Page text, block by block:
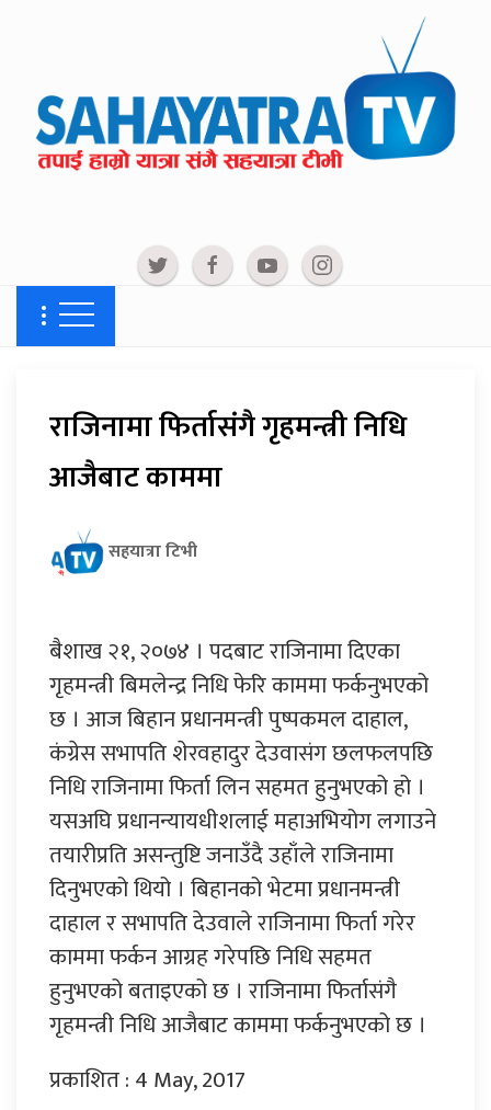
राजिनामा फिर्तासंगै गृहमन्त्री निधि
आजैबाट काममा
सहयात्रा टिभी
बैशाख २१, २०७४ । पदबाट राजिनामा दिएका
गृहमन्त्री बिमलेन्द्र निधि फेरि काममा फर्कनुभएको
छ । आज बिहान प्रधानमन्त्री पुष्पकमल दाहाल,
कंग्रेस सभापति शेरवहादुर देउवासंग छलफलपछि
निधि राजिनामा फिर्ता लिन सहमत हुनुभएको हो ।
यसअघि प्रधानन्यायधीशलाई महाअभियोग लगाउने
तयारीप्रति असन्तुष्टि जनाउँदै उहाँले राजिनामा
दिनुभएको थियो । बिहानको भेटमा प्रधानमन्त्री
दाहाल र सभापति देउवाले राजिनामा फिर्ता गरेर
काममा फर्कन आग्रह गरेपछि निधि सहमत
हुनुभएको बताइएको छ । राजिनामा फिर्तासंगै
गृहमन्त्री निधि आजैबाट काममा फर्कनुभएको छ ।
प्रकाशित : 4 May, 2017